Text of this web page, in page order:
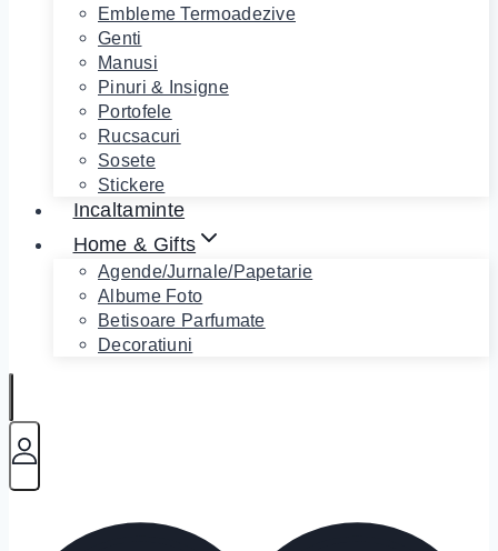
Embleme Termoadezive
Genti
Manusi
Pinuri & Insigne
Portofele
Rucsacuri
Sosete
Stickere
Incaltaminte
Home & Gifts
Agende/Jurnale/Papetarie
Albume Foto
Betisoare Parfumate
Decoratiuni